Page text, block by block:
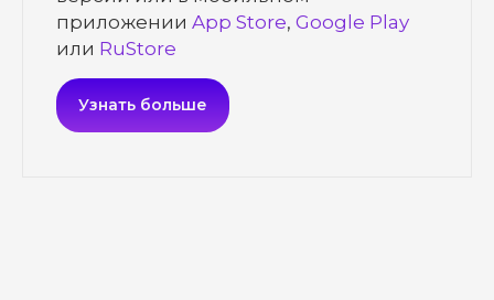
приложении App Store, Google Play
или RuStore
Узнать больше